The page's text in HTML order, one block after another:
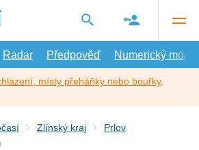
Radar Předpověď Numerický model
místy přeháňky nebo bouřky,
Zlínský kraj
Prlov